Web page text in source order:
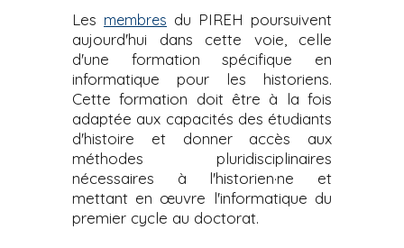
Les membres du PIREH poursuivent
aujourd'hui dans cette voie, celle
d'une formation spécifique en
informatique pour les historiens.
Cette formation doit être à la fois
adaptée aux capacités des étudiants
d'histoire et donner accès aux
méthodes pluridisciplinaires
nécessaires à l'historien·ne et
mettant en œuvre l'informatique du
premier cycle au doctorat.